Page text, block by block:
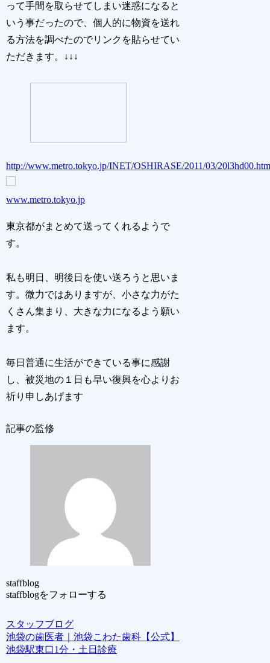
って手間を取らせてしまい迷惑になると
いう事だったので、個人的に物資を送れ
る方法を調べたのでリンクを貼らせてい
ただきます。↓↓↓
http://www.metro.tokyo.jp/INET/OSHIRASE/2011/03/
www.metro.tokyo.jp
東京都がまとめて送ってくれるようで
す。
私も明日、明後日を使い送ろうと思いま
す。微力ではありますが、小さな力がた
くさん集まり、大きな力になるよう願い
ます。
毎日普通に生活ができている事に感謝
し、被災地の１日も早い復興を心よりお
祈り申しあげます
記事の監修
staffblog
staffblogをフォローする
スタッフブログ
池袋の歯医者｜池袋こわた歯科【公式】
池袋駅東口1分・土日診療